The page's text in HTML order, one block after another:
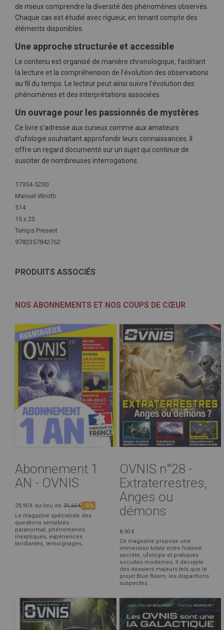
de mieux comprendre la diversité des phénomènes observés.
Chaque cas est étudié avec rigueur, en tenant compte des
éléments disponibles.
Une approche structurée et accessible
Le contenu est organisé de manière chronologique, facilitant
la lecture et la compréhension de l’évolution des observations
au fil du temps. Le lecteur peut ainsi suivre l’évolution des
phénomènes et des interprétations associées.
Un ouvrage pour les passionnés de mystères
Ce livre s’adresse aux curieux comme aux amateurs
d’ufologie souhaitant approfondir leurs connaissances. Il
offre un regard documenté sur un sujet qui continue de
susciter de nombreuses interrogations.
Plus
d'infos
17354-5230
Manuel Wiroth
514
15 x 23
Temps Present
9782357842762
PRODUITS ASSOCIÉS
NOS ABONNEMENTS ET NOS COUPS DE CŒUR
Abonnement 1
AN - OVNIS
29,90 € au lieu de 31,60 € -5%
Le magazine spécialiste des
questions sensibles :
paranormal, phénomènes
inexpliqués, expériences
terrifiantes, témoignages…
OVNIS n°28 -
Extraterrestres,
Anges ou
démons
8,90 €
Ce magazine propose une
immersion totale entre histoire
secrète, ufologie et pratiques
occultes modernes. Il décrypte
des dossiers majeurs tels que le
projet Blue Beam, les disparitions
suspectes ...